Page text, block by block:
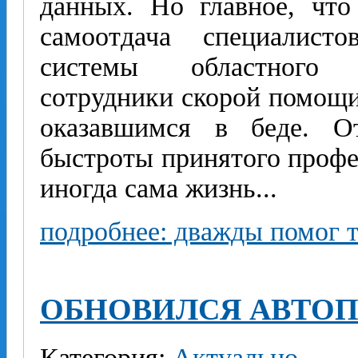
данных. Но главное,
самоотдача
системы областного
сотрудники скорой
оказавшимся в беде.
быстроты принятого
иногда сама жизнь...
подробнее: дважды помог
ОБНОВИЛСЯ